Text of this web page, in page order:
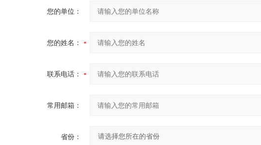
您的单位：
您的姓名：
联系电话：
常用邮箱：
省份：